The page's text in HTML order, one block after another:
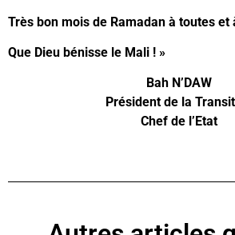
Très bon mois de Ramadan à toutes et
Que Dieu bénisse le Mali ! »
Bah N’DAW
Président de la
Chef de l’Etat